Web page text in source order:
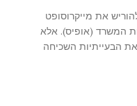
את מייקרוסופט
המשרד (אופיס). אלא
הבעייתיות השכיחה